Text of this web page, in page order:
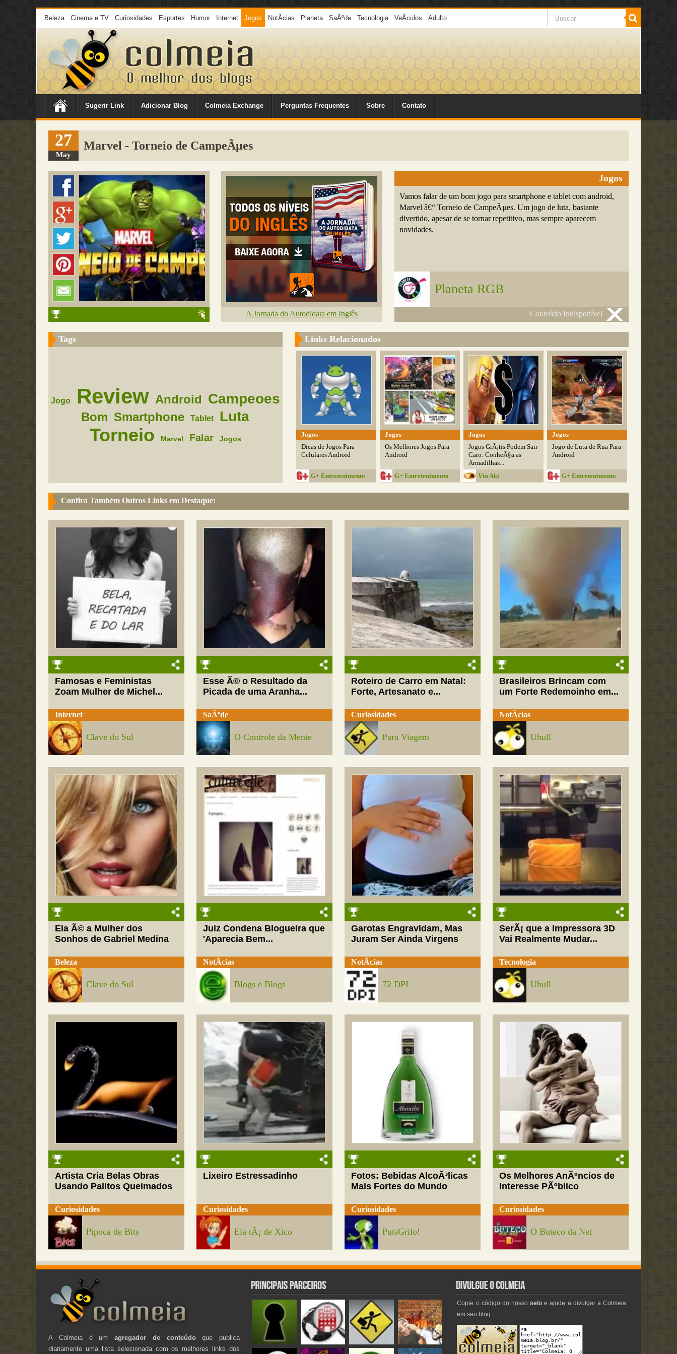
Beleza Cinema e TV Curiosidades Esportes Humor Internet Jogos NotÃ­cias Planeta SaÃºde Tecnologia VeÃ­culos Adulto
Sugerir Link Adicionar Blog Colmeia Exchange Perguntas Frequentes Sobre Contato
27
May
Marvel - Torneio de CampeÃµes
A Jornada do Autodidata em Inglês
Jogos
Vamos falar de um bom jogo para smartphone e tablet com android,
Marvel â€“ Torneio de CampeÃµes. Um jogo de luta, bastante
divertido, apesar de se tornar repetitivo, mas sempre aparecem
novidades.
Planeta RGB
Conteúdo Indisponível
Tags
Jogo Review Android Campeoes
Bom Smartphone Tablet Luta
Torneio Marvel Falar Jogos
Links Relacionados
Jogos
Dicas de Jogos Para
Celulares Android
G+ Entretenimento
Jogos
Os Melhores Jogos Para
Android
G+ Entretenimento
Jogos
Jogos GrÃ¡tis Podem Sair
Caro: ConheÃ§a as
Armadilhas...
Viu Aki
Jogos
Jogo de Luta de Rua Para
Android
G+ Entretenimento
Confira Também Outros Links em Destaque:
Famosas e Feministas
Zoam Mulher de Michel...
Internet
Clave do Sul
Esse Ã© o Resultado da
Picada de uma Aranha...
SaÃºde
O Controle da Mente
Roteiro de Carro em Natal:
Forte, Artesanato e...
Curiosidades
Para Viagem
Brasileiros Brincam com
um Forte Redemoinho em...
NotÃ­cias
Uhull
Ela Ã© a Mulher dos
Sonhos de Gabriel Medina
Beleza
Clave do Sul
Juiz Condena Blogueira que
'Aparecia Bem...
NotÃ­cias
Blogs e Blogs
Garotas Engravidam, Mas
Juram Ser Ainda Virgens
NotÃ­cias
72 DPI
SerÃ¡ que a Impressora 3D
Vai Realmente Mudar...
Tecnologia
Uhull
Artista Cria Belas Obras
Usando Palitos Queimados
Curiosidades
Pipoca de Bits
Lixeiro Estressadinho
Curiosidades
Ela tÃ¡ de Xico
Fotos: Bebidas AlcoÃ³licas
Mais Fortes do Mundo
Curiosidades
PutsGrilo!
Os Melhores AnÃºncios de
Interesse PÃºblico
Curiosidades
O Buteco da Net
A Colmeia é umagregador de conteúdoque publica
diariamente uma lista selecionada com os melhores links dos
Copie o código do nossoselo e ajude a divulgar a Colmeia
em seu blog.